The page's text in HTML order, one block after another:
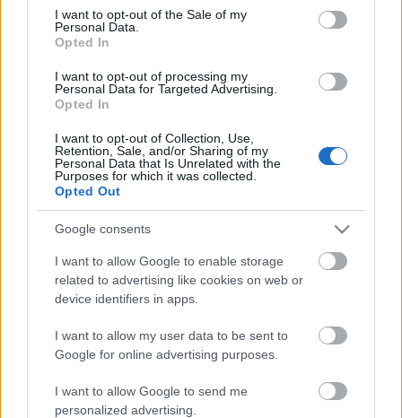
consent section.
I want to opt-out of the Sale of my
Personal Data.
Opted In
I want to opt-out of processing my
Personal Data for Targeted Advertising.
Opted In
I want to opt-out of Collection, Use,
Retention, Sale, and/or Sharing of my
Personal Data that Is Unrelated with the
Purposes for which it was collected.
Opted Out
Google consents
I want to allow Google to enable storage
related to advertising like cookies on web or
device identifiers in apps.
I want to allow my user data to be sent to
Google for online advertising purposes.
I want to allow Google to send me
personalized advertising.
termeléssel tehermentesíti a
villamosenergia-rendszert a STRABAG
HIRDETÉS
Egyhetes országos ellenőrzést tart a
rendőrség a utakon